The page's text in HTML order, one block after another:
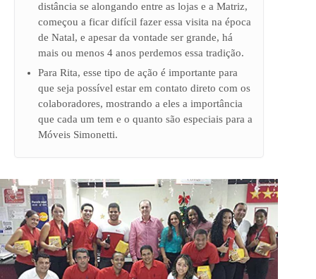
distância se alongando entre as lojas e a Matriz,
começou a ficar difícil fazer essa visita na época
de Natal, e apesar da vontade ser grande, há
mais ou menos 4 anos perdemos essa tradição.
Para Rita, esse tipo de ação é importante para
que seja possível estar em contato direto com os
colaboradores, mostrando a eles a importância
que cada um tem e o quanto são especiais para a
Móveis Simonetti.